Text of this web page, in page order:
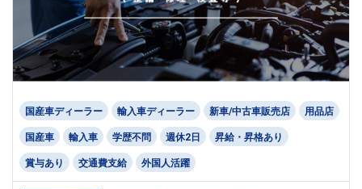
国産車ディーラー 輸入車ディーラー 新車/中古車販売店 用品店
国産車 輸入車 学歴不問 週休2日 昇給・昇格あり
賞与あり 交通費支給 外国人活躍